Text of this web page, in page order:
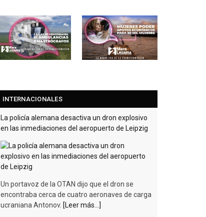
INTERNACIONALES
La policía alemana desactiva un dron explosivo
en las inmediaciones del aeropuerto de Leipzig
Un portavoz de la OTAN dijo que el dron se
encontraba cerca de cuatro aeronaves de carga
ucraniana Antonov. [Leer más...]